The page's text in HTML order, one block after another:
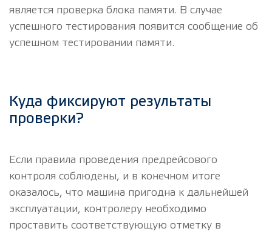
является проверка блока памяти. В случае
успешного тестирования появится сообщение об
успешном тестировании памяти.
Куда фиксируют результаты
проверки?
Если правила проведения предрейсового
контроля соблюдены, и в конечном итоге
оказалось, что машина пригодна к дальнейшей
эксплуатации, контролеру необходимо
проставить соответствующую отметку в